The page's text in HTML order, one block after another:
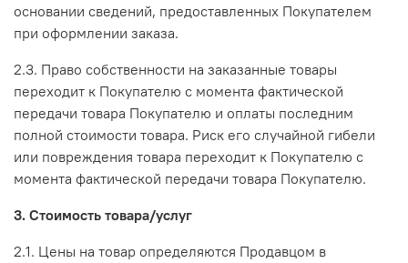
основании сведений, предоставленных Покупателем
при оформлении заказа.
2.3. Право собственности на заказанные товары
переходит к Покупателю с момента фактической
передачи товара Покупателю и оплаты последним
полной стоимости товара. Риск его случайной гибели
или повреждения товара переходит к Покупателю с
момента фактической передачи товара Покупателю.
3. Стоимость товара/услуг
2.1. Цены на товар определяются Продавцом в